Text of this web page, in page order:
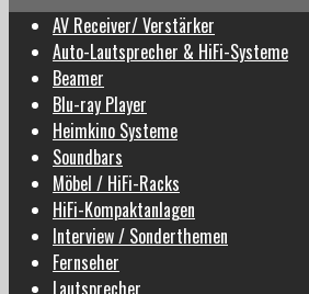
AV Receiver/ Verstärker
Auto-Lautsprecher & HiFi-Systeme
Beamer
Blu-ray Player
Heimkino Systeme
Soundbars
Möbel / HiFi-Racks
HiFi-Kompaktanlagen
Interview / Sonderthemen
Fernseher